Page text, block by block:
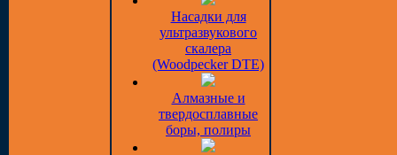
Насадки для
ультразвукового
скалера
(Woodpecker DTE)
Алмазные и
твердосплавные
боры, полиры